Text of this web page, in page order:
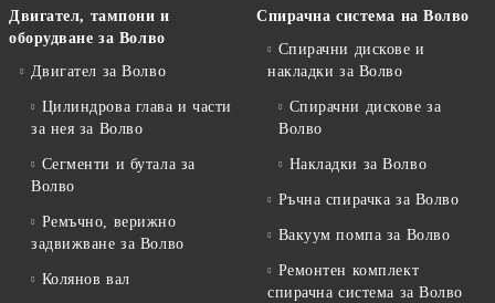
Двигател, тампони и
оборудване за Волво
Двигател за Волво
Цилиндрова глава и части
за нея за Волво
Сегменти и бутала за
Волво
Ремъчно, верижно
задвижване за Волво
Колянов вал
Спирачна система на Волво
Спирачни дискове и
накладки за Волво
Спирачни дискове за
Волво
Накладки за Волво
Ръчна спирачка за Волво
Вакуум помпа за Волво
Ремонтен комплект
спирачна система за Волво